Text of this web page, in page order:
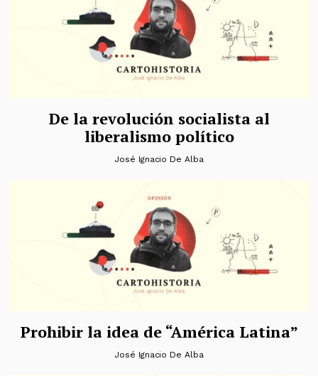
De la revolución socialista al
liberalismo político
José Ignacio De Alba
Prohibir la idea de “América Latina”
José Ignacio De Alba